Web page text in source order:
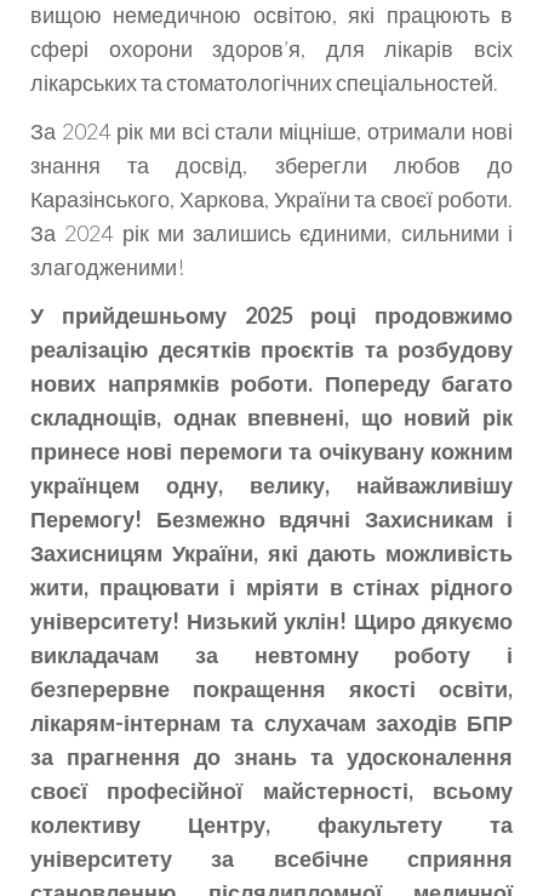
вищою немедичною освітою, які працюють в
сфері охорони здоров’я, для лікарів всіх
лікарських та стоматологічних спеціальностей.
За 2024 рік ми всі стали міцніше, отримали нові
знання та досвід, зберегли любов до
Каразінського, Харкова, України та своєї роботи.
За 2024 рік ми залишись єдиними, сильними і
злагодженими!
У прийдешньому 2025 році продовжимо
реалізацію десятків проєктів та розбудову
нових напрямків роботи. Попереду багато
складнощів, однак впевнені, що новий рік
принесе нові перемоги та очікувану кожним
українцем одну, велику, найважливішу
Перемогу! Безмежно вдячні Захисникам і
Захисницям України, які дають можливість
жити, працювати і мріяти в стінах рідного
університету! Низький уклін! Щиро дякуємо
викладачам за невтомну роботу і
безперервне покращення якості освіти,
лікарям-інтернам та слухачам заходів БПР
за прагнення до знань та удосконалення
своєї професійної майстерності, всьому
колективу Центру, факультету та
університету за всебічне сприяння